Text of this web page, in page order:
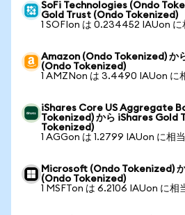
SoFi Technologies (Ondo
Gold Trust (Ondo Tokenized)
1 SOFIon は 0.234452 IAUon に
Amazon (Ondo Tokenized) か
(Ondo Tokenized)
1 AMZNon は 3.4490 IAUon に
iShares Core US Aggregate
Tokenized) から iShares Gold
Tokenized)
1 AGGon は 1.2799 IAUon に相当
Microsoft (Ondo Tokenized)
(Ondo Tokenized)
1 MSFTon は 6.2106 IAUon に相